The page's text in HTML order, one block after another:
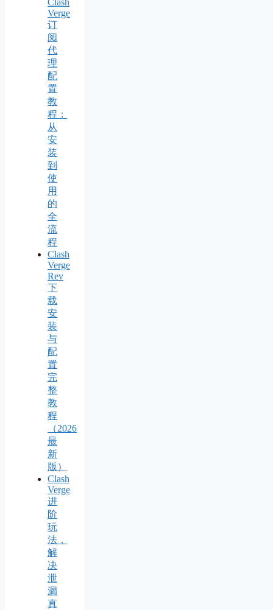
Verge
订
阅
代
理
配
置
教
程：
从
安
装
到
使
用
的
全
流
程
Clash
Verge
Rev
下
载
安
装
与
配
置
完
整
教
程
（2026
最
新
版）
Clash
Verge
进
阶
玩
法，
解
决
泄
漏
真